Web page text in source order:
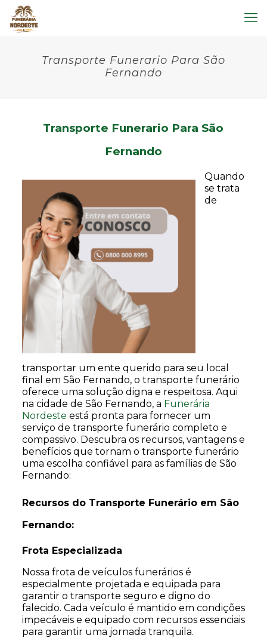
Transporte Funerario Para São
Fernando
Transporte Funerario Para São
Fernando
Quando
se trata
de
transportar um ente querido para seu local
final em São Fernando, o transporte funerário
oferece uma solução digna e respeitosa. Aqui
na cidade de São Fernando, a Funerária
Nordeste está pronta para fornecer um
serviço de transporte funerário completo e
compassivo. Descubra os recursos, vantagens e
benefícios que tornam o transporte funerário
uma escolha confiável para as famílias de São
Fernando:
Recursos do Transporte Funerário em São
Fernando:
Frota Especializada
Nossa frota de veículos funerários é
especialmente projetada e equipada para
garantir o transporte seguro e digno do
falecido. Cada veículo é mantido em condições
impecáveis e equipado com recursos essenciais
para garantir uma jornada tranquila.